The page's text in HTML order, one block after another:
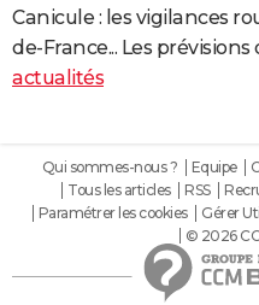
Canicule : les vigilances
de-France... Les
actualités
Qui sommes-nous ? Equipe
Tous les articles
RSS
Paramétrer les cookies
Gérer
© 2026